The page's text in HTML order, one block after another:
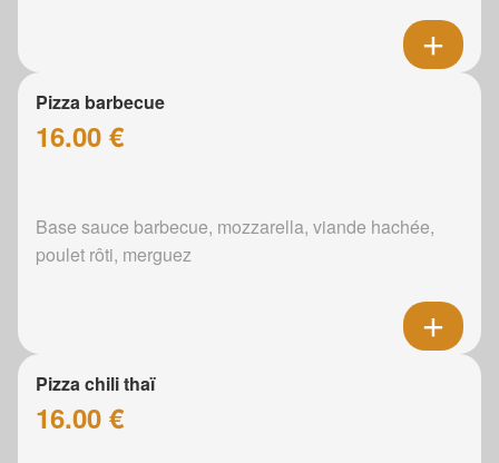
Pizza barbecue
16.00 €
Base sauce barbecue, mozzarella, viande hachée,
poulet rôti, merguez
Pizza chili thaï
16.00 €